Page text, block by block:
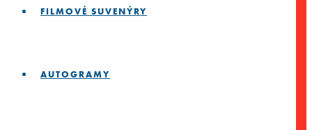
FILMOVÉ SUVENÝRY
AUTOGRAMY